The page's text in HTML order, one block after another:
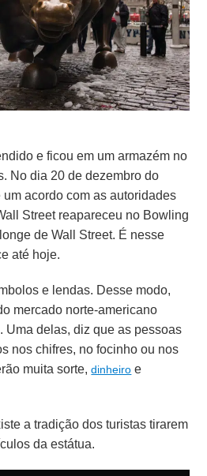
e ficou em um armazém no
No dia 20 de dezembro do
acordo com as autoridades
Street reapareceu no Bowling
de Wall Street. É nesse
até hoje.
e lendas. Desse modo,
mercado norte-americano
Uma delas, diz que as pessoas
nos chifres, no focinho ou nos
muita sorte,dinheiro e
a tradição dos turistas tirarem
da estátua.